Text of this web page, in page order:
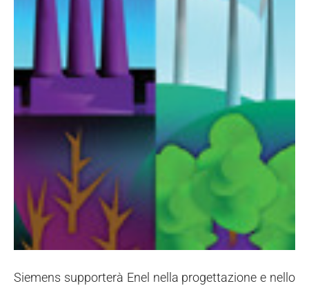
Siemens supporterà Enel nella progettazione e nello